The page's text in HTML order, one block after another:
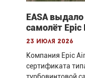
EASA
самолёт Epic
23 июля 2026
Компания Epic
сертификата
турбовинтовой